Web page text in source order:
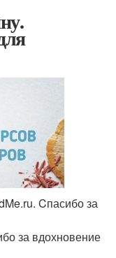
Cпасибо за
за вдохновение